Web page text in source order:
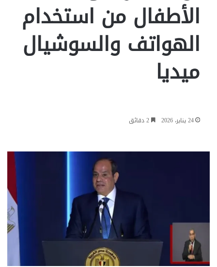
الأطفال من استخدام
الهواتف والسوشيال
ميديا
24 يناير، 2026